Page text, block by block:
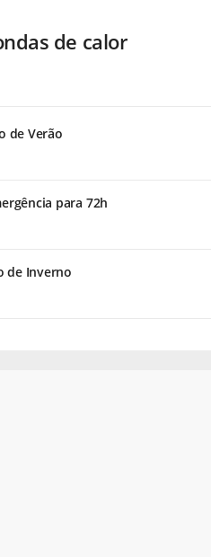
de calor
de Verão
para 72h
de Inverno